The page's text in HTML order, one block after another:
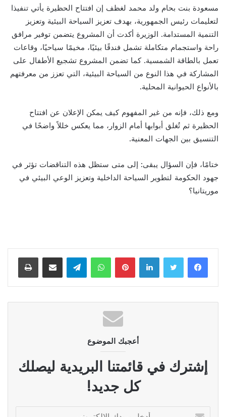
مسعودة بنت بحام ولد محمد لغظف إن افتتاح الحظيرة يأتي تنفيذا
لتعليمات رئيس الجمهورية، بهدف تعزيز السياحة البيئية وتعزيز
التنمية المستدامة. الوزيرة أكدت أن المشروع يتضمن توفير مرافق
راحة واستجمام متكاملة تشمل فندقًا بيئيًا، مخيمًا سياحيًا، وقاعات
تعمل بالطاقة الشمسية. كما تضمن المشروع تشجيع الأطفال على
المشاركة في هذا النوع من السياحة البيئية، التي تعزز من معرفتهم
بالأنواع الحيوانية المحلية.
ومع ذلك، فإنه من غير المفهوم كيف يمكن الإعلان عن افتتاح
الحظيرة ثم تُغلق أبوابها أمام الزوار، مما يعكس خللاً واضحًا في
التنسيق بين الجهات المعنية.
ختامًا، فإن السؤال يبقى: إلى متى ستظل هذه التناقضات تؤثر في
جهود الحكومة لتطوير السياحة الداخلية وتعزيز الوعي البيئي في
موريتانيا؟
لينكدإن بينتيريستواتساب تيلقرام مشاركة عبر البريد طباعة
أعجبك الموضوع
إشترك في قائمتنا البريدية ليصلك
كل جديد!